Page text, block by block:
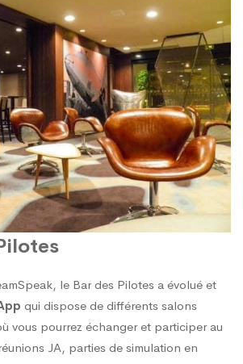
le Bar des Pilotes a évolué et
qui dispose de différents salons
vous pourrez échanger et participer au
JA, parties de simulation en